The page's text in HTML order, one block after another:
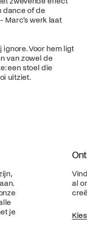
dance of de
Marc's werk laat
Voor hem ligt
van zowel de
een stoel die
uitziet.
je
al